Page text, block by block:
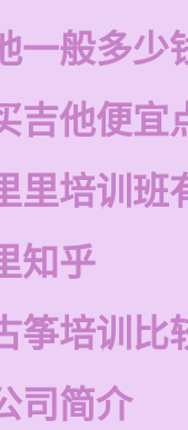
一般多少
吉他便宜
里培训班
知乎
筝培训比
司简介